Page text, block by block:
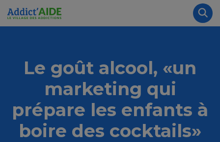
Aller au contenu principal
Le goût alcool, «un
marketing qui
prépare les enfants à
boire des cocktails»
Panneau de gestion des cookies